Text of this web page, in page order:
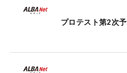
10オーバーに沈み、最終ラウ
者は11月4～7日にJFE瀬戸内
県)で行われる最終テストに進
プロテスト第2次